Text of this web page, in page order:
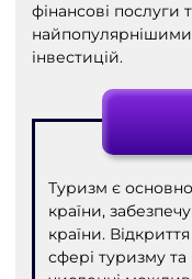
фінансові послуги
інвестицій.
Туризм є
країни,
країни.
сфері туризму